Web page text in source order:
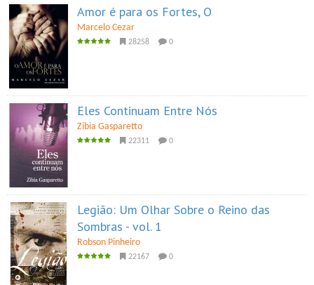
Amor é para os Fortes, O
Marcelo Cezar
28258 0
Eles Continuam Entre Nós
Zibia Gasparetto
22311 0
Legião: Um Olhar Sobre o Reino das
Sombras - vol. 1
Robson Pinheiro
22167 0